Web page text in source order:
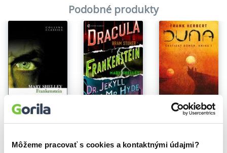
Môžeme pracovať s cookies a kontaktnými údajmi?
Podobné produkty
Na sklade
Frankenstein
3,40€
Frankenstein / Dracula / Dr. Jekyll and Mr. Hyde
2,70€
Na sklade
Duna komiks 1
18,60€